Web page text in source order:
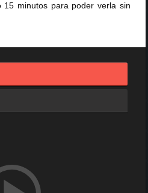
15 minutos para poder verla sin